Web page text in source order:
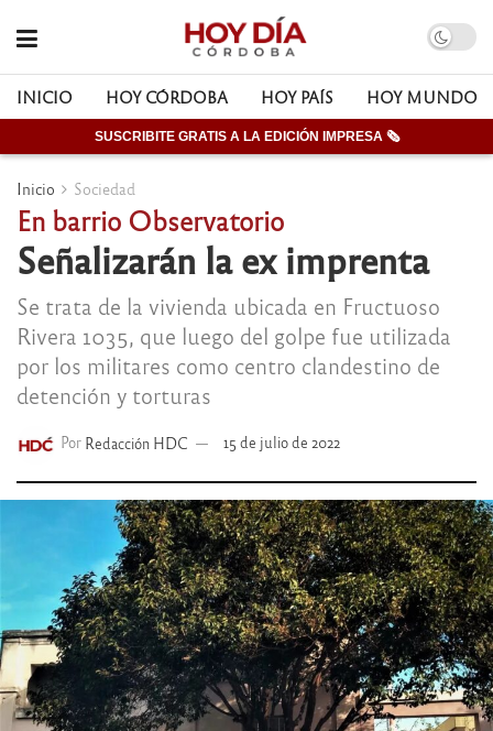
INICIO HOY CÓRDOBA HOY PAÍS HOY MUNDO
SUSCRIBITE GRATIS A LA EDICIÓN IMPRESA 🗞
Inicio Sociedad
En barrio Observatorio
Señalizarán la ex imprenta
Se trata de la vivienda ubicada en Fructuoso
Rivera 1035, que luego del golpe fue utilizada
por los militares como centro clandestino de
detención y torturas
Por Redacción HDC 15 de julio de 2022